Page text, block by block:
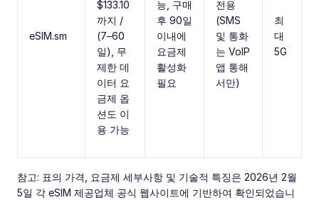
eSIM.sm
$133.10
까지 /
(7–60
일), 무
제한 데
이터 요
금제 옵
션도 이
용 가능
능, 구매
후 90일
이내에
요금제
활성화
필요
전용
(SMS
및 통화
는 VoIP
앱 통해
서만)
최
대
5G
참고: 표의 가격, 요금제 세부사항 및 기술적 특징은 2026년 2월
5일 각 eSIM 제공업체 공식 웹사이트에 기반하여 확인되었습니